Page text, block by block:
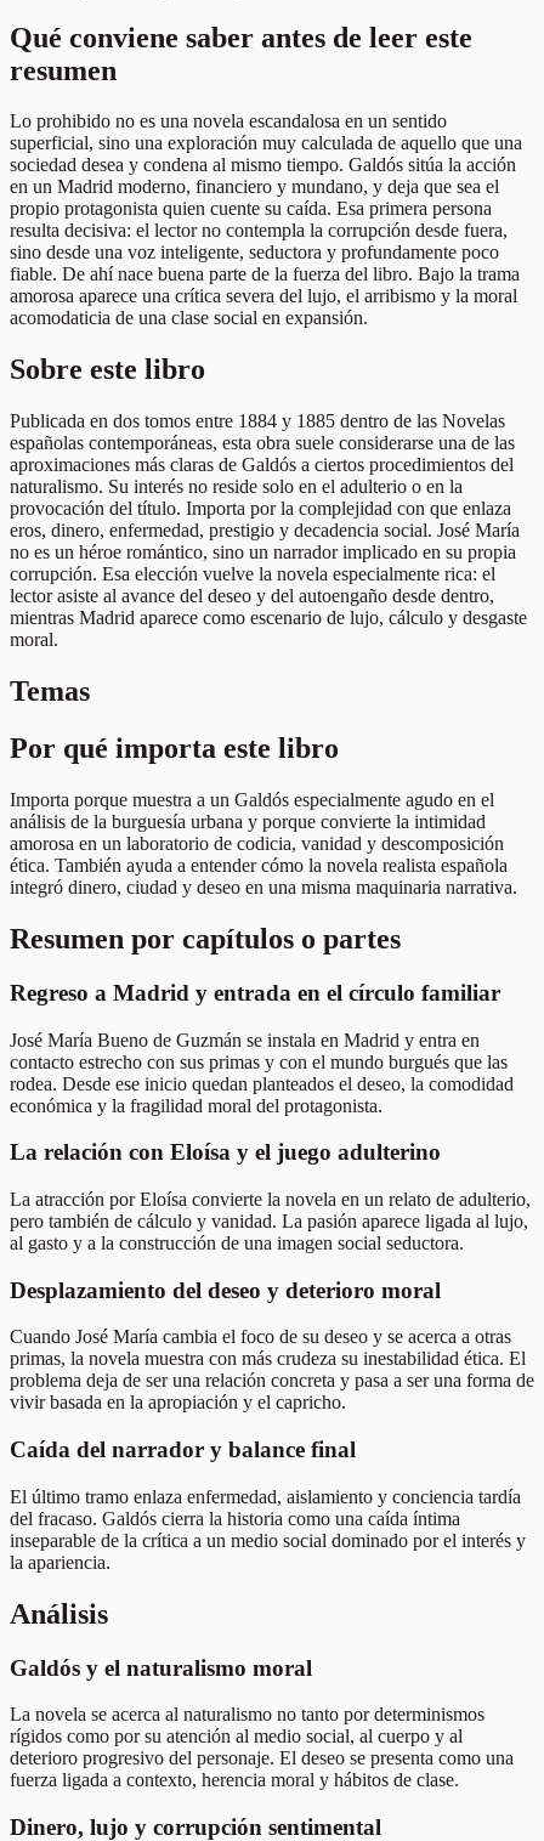
Qué conviene saber antes de leer este
resumen
Lo prohibido no es una novela escandalosa en un sentido
superficial, sino una exploración muy calculada de aquello que una
sociedad desea y condena al mismo tiempo. Galdós sitúa la acción
en un Madrid moderno, financiero y mundano, y deja que sea el
propio protagonista quien cuente su caída. Esa primera persona
resulta decisiva: el lector no contempla la corrupción desde fuera,
sino desde una voz inteligente, seductora y profundamente poco
fiable. De ahí nace buena parte de la fuerza del libro. Bajo la trama
amorosa aparece una crítica severa del lujo, el arribismo y la moral
acomodaticia de una clase social en expansión.
Sobre este libro
Publicada en dos tomos entre 1884 y 1885 dentro de las Novelas
españolas contemporáneas, esta obra suele considerarse una de las
aproximaciones más claras de Galdós a ciertos procedimientos del
naturalismo. Su interés no reside solo en el adulterio o en la
provocación del título. Importa por la complejidad con que enlaza
eros, dinero, enfermedad, prestigio y decadencia social. José María
no es un héroe romántico, sino un narrador implicado en su propia
corrupción. Esa elección vuelve la novela especialmente rica: el
lector asiste al avance del deseo y del autoengaño desde dentro,
mientras Madrid aparece como escenario de lujo, cálculo y desgaste
moral.
Temas
Por qué importa este libro
Importa porque muestra a un Galdós especialmente agudo en el
análisis de la burguesía urbana y porque convierte la intimidad
amorosa en un laboratorio de codicia, vanidad y descomposición
ética. También ayuda a entender cómo la novela realista española
integró dinero, ciudad y deseo en una misma maquinaria narrativa.
Resumen por capítulos o partes
Regreso a Madrid y entrada en el círculo familiar
José María Bueno de Guzmán se instala en Madrid y entra en
contacto estrecho con sus primas y con el mundo burgués que las
rodea. Desde ese inicio quedan planteados el deseo, la comodidad
económica y la fragilidad moral del protagonista.
La relación con Eloísa y el juego adulterino
La atracción por Eloísa convierte la novela en un relato de adulterio,
pero también de cálculo y vanidad. La pasión aparece ligada al lujo,
al gasto y a la construcción de una imagen social seductora.
Desplazamiento del deseo y deterioro moral
Cuando José María cambia el foco de su deseo y se acerca a otras
primas, la novela muestra con más crudeza su inestabilidad ética. El
problema deja de ser una relación concreta y pasa a ser una forma de
vivir basada en la apropiación y el capricho.
Caída del narrador y balance final
El último tramo enlaza enfermedad, aislamiento y conciencia tardía
del fracaso. Galdós cierra la historia como una caída íntima
inseparable de la crítica a un medio social dominado por el interés y
la apariencia.
Análisis
Galdós y el naturalismo moral
La novela se acerca al naturalismo no tanto por determinismos
rígidos como por su atención al medio social, al cuerpo y al
deterioro progresivo del personaje. El deseo se presenta como una
fuerza ligada a contexto, herencia moral y hábitos de clase.
Dinero, lujo y corrupción sentimental